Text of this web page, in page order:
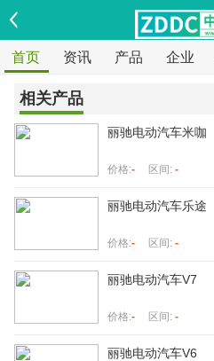
首页 资讯 产品 企业
相关产品
丽驰电动汽车米咖
价格:- 区间: -
丽驰电动汽车乐途
价格:- 区间: -
丽驰电动汽车V7
价格:- 区间: -
丽驰电动汽车V6